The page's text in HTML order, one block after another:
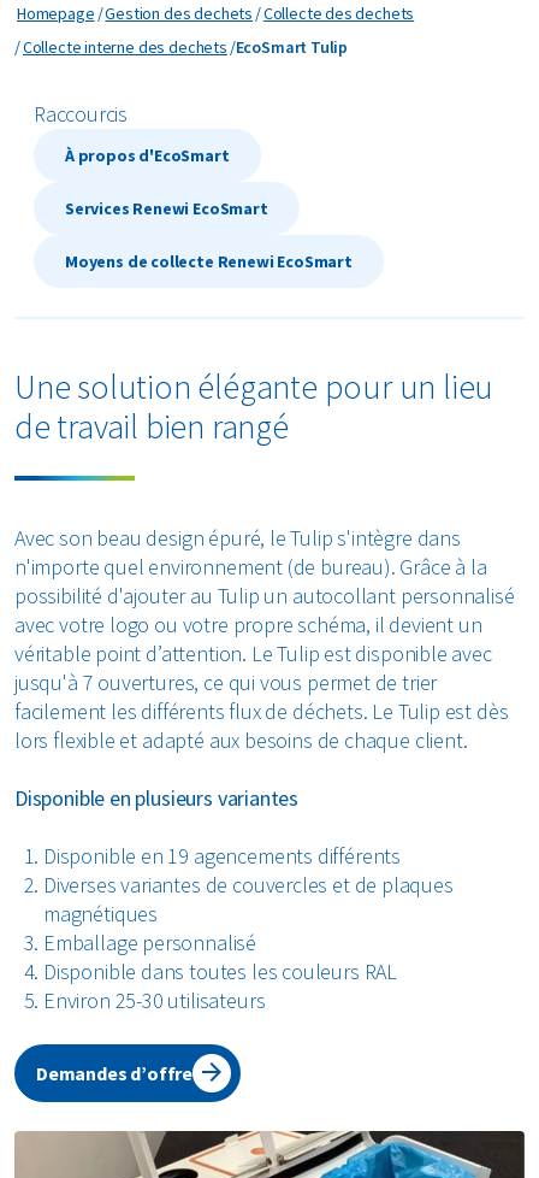
Horeca et récréatif
Industrie
Services aux entreprises
Soins de santé
Renewi Ecosmart
Nos services
Nettoyages
Législation
Déchets résiduels
Films plastiques
Gravats
Matelas
Papiers confidentiels
Textiles
Verre
Tous les types de déchets
Minéraux
Papier et carton
Plastiques
Tous les matériaux circulaires
propos de nous
Homepage Gestion des dechets Collecte des dechets
Collecte interne des dechets EcoSmart Tulip
EcoSmart Tulip
Raccourcis
À propos d'EcoSmart
Services Renewi EcoSmart
Moyens de collecte Renewi EcoSmart
Une solution élégante pour un lieu
de travail bien rangé
Avec son beau design épuré, le Tulip s'intègre dans
n'importe quel environnement (de bureau). Grâce à la
possibilité d'ajouter au Tulip un autocollant personnalisé
avec votre logo ou votre propre schéma, il devient un
véritable point d’attention. Le Tulip est disponible avec
jusqu'à 7 ouvertures, ce qui vous permet de trier
facilement les différents flux de déchets. Le Tulip est dès
lors flexible et adapté aux besoins de chaque client.
Disponible en plusieurs variantes
Disponible en 19 agencements différents
Diverses variantes de couvercles et de plaques
magnétiques
Emballage personnalisé
Disponible dans toutes les couleurs RAL
Environ 25-30 utilisateurs
Demandes d’offre